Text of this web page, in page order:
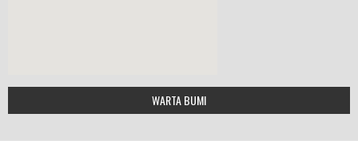
Google Maps Generator by
embedgooglemap.net
WARTA BUMI